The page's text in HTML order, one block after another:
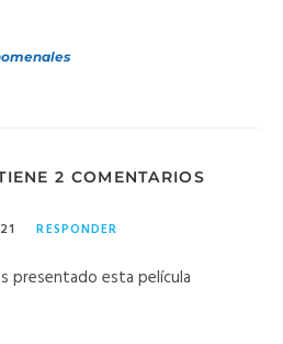
2 COMENTARIOS
RESPONDER
presentado esta película